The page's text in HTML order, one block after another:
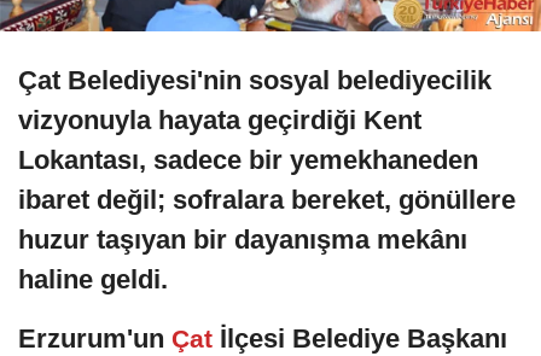
Çat Belediyesi'nin sosyal belediyecilik
vizyonuyla hayata geçirdiği Kent
Lokantası, sadece bir yemekhaneden
ibaret değil; sofralara bereket, gönüllere
huzur taşıyan bir dayanışma mekânı
haline geldi.
Erzurum'un Çat İlçesi Belediye Başkanı